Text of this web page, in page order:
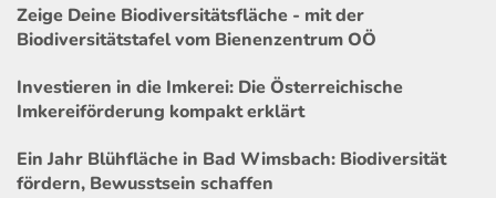
Zeige Deine Biodiversitätsfläche - mit der
Biodiversitätstafel vom Bienenzentrum OÖ
Investieren in die Imkerei: Die Österreichische
Imkereiförderung kompakt erklärt
Ein Jahr Blühfläche in Bad Wimsbach: Biodiversität
fördern, Bewusstsein schaffen